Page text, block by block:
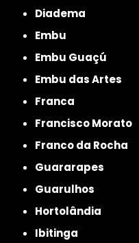
Diadema
Embu
Embu Guaçú
Embu das Artes
Franca
Francisco Morato
Franco da Rocha
Guararapes
Guarulhos
Hortolândia
Ibitinga